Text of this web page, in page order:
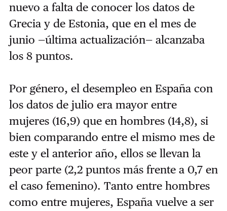
nuevo a falta de conocer los datos de
Grecia y de Estonia, que en el mes de
junio —última actualización— alcanzaba
los 8 puntos.
Por género, el desempleo en España con
los datos de julio era mayor entre
mujeres (16,9) que en hombres (14,8), si
bien comparando entre el mismo mes de
este y el anterior año, ellos se llevan la
peor parte (2,2 puntos más frente a 0,7 en
el caso femenino). Tanto entre hombres
como entre mujeres, España vuelve a ser